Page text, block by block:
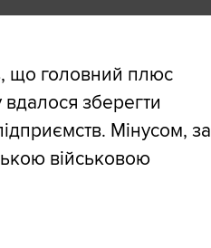
що головний плюс
зберегти
Мінусом, за
військовою